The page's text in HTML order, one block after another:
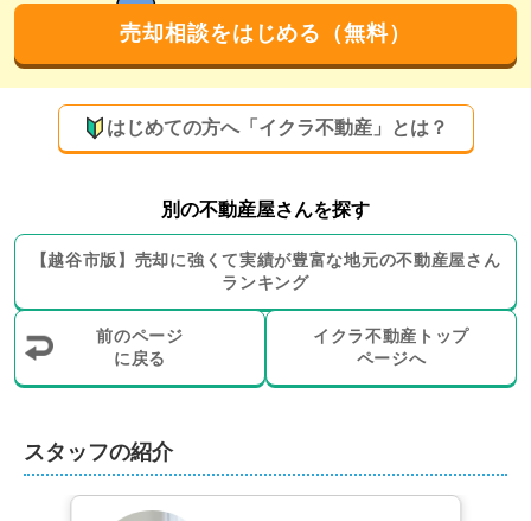
売却相談をはじめる（無料）
はじめての方へ「イクラ不動産」とは？
別の不動産屋さんを探す
【越谷市版】 売却に強くて実績が豊富な地元の不動産屋さん
ランキング
前のページ
に戻る
イクラ不動産トップ
ページへ
スタッフの紹介